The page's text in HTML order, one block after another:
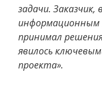
задачи.
информационным
принимал
явилось
проекта».